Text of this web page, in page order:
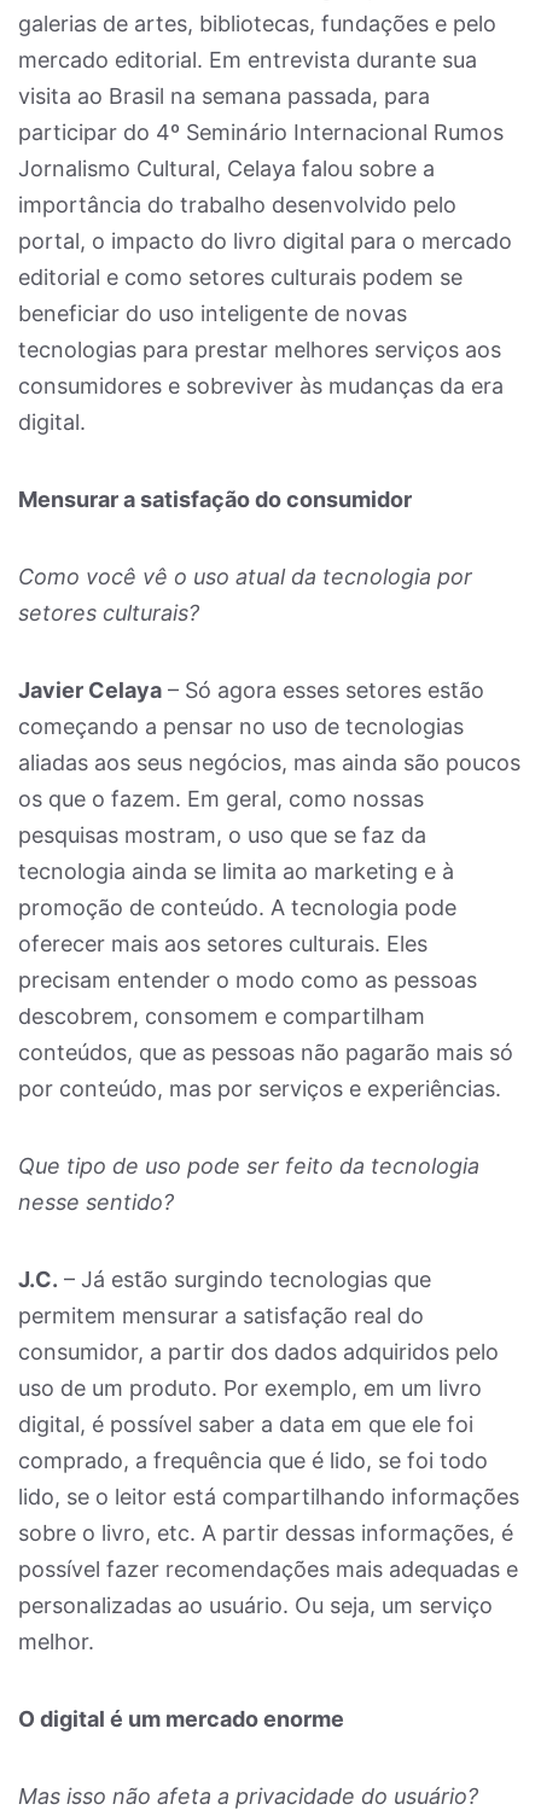
galerias de artes, bibliotecas, fundações e pelo
mercado editorial. Em entrevista durante sua
visita ao Brasil na semana passada, para
participar do 4º Seminário Internacional Rumos
Jornalismo Cultural, Celaya falou sobre a
importância do trabalho desenvolvido pelo
portal, o impacto do livro digital para o mercado
editorial e como setores culturais podem se
beneficiar do uso inteligente de novas
tecnologias para prestar melhores serviços aos
consumidores e sobreviver às mudanças da era
digital.
Mensurar a satisfação do consumidor
Como você vê o uso atual da tecnologia por
setores culturais?
Javier Celaya – Só agora esses setores estão
começando a pensar no uso de tecnologias
aliadas aos seus negócios, mas ainda são poucos
os que o fazem. Em geral, como nossas
pesquisas mostram, o uso que se faz da
tecnologia ainda se limita ao marketing e à
promoção de conteúdo. A tecnologia pode
oferecer mais aos setores culturais. Eles
precisam entender o modo como as pessoas
descobrem, consomem e compartilham
conteúdos, que as pessoas não pagarão mais só
por conteúdo, mas por serviços e experiências.
Que tipo de uso pode ser feito da tecnologia
nesse sentido?
J.C. – Já estão surgindo tecnologias que
permitem mensurar a satisfação real do
consumidor, a partir dos dados adquiridos pelo
uso de um produto. Por exemplo, em um livro
digital, é possível saber a data em que ele foi
comprado, a frequência que é lido, se foi todo
lido, se o leitor está compartilhando informações
sobre o livro, etc. A partir dessas informações, é
possível fazer recomendações mais adequadas e
personalizadas ao usuário. Ou seja, um serviço
melhor.
O digital é um mercado enorme
Mas isso não afeta a privacidade do usuário?